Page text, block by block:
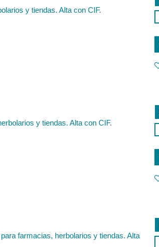
y tiendas. Alta con CIF.
y tiendas. Alta con CIF.
farmacias, herbolarios y tiendas. Alta